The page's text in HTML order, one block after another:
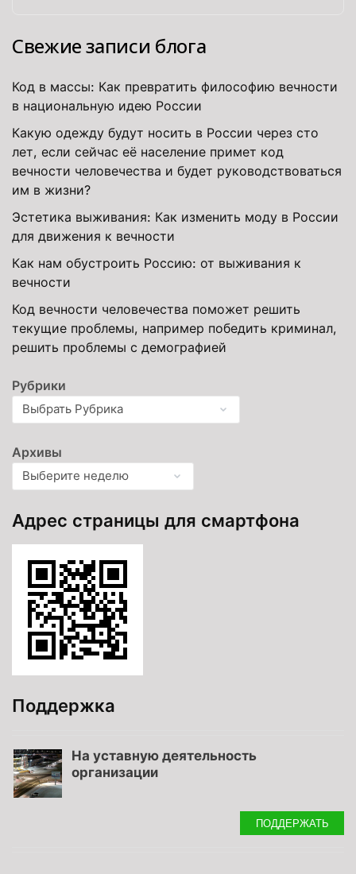
Свежие записи блога
Код в массы: Как превратить философию вечности
в национальную идею России
Какую одежду будут носить в России через сто
лет, если сейчас её население примет код
вечности человечества и будет руководствоваться
им в жизни?
Эстетика выживания: Как изменить моду в России
для движения к вечности
Как нам обустроить Россию: от выживания к
вечности
Код вечности человечества поможет решить
текущие проблемы, например победить криминал,
решить проблемы с демографией
Рубрики
Архивы
Адрес страницы для смартфона
Поддержка
На уставную деятельность
организации
ПОДДЕРЖАТЬ